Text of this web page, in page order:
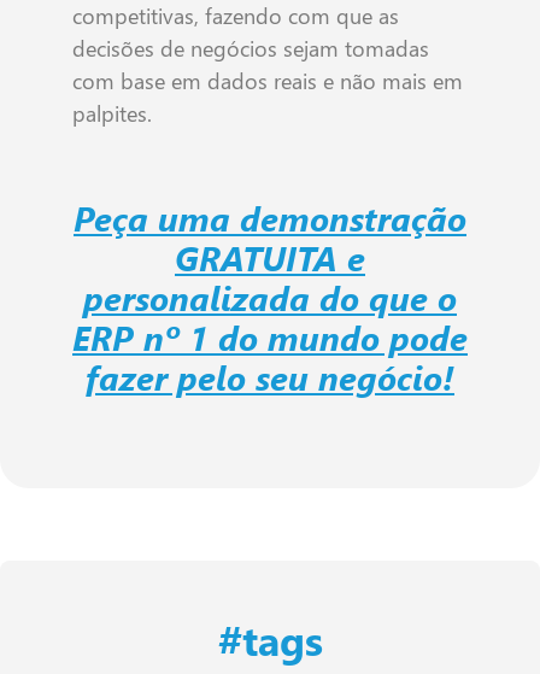
competitivas, fazendo com que as
decisões de negócios sejam tomadas
com base em dados reais e não mais em
palpites.
Peça uma demonstração
GRATUITA e
personalizada do que o
ERP nº 1 do mundo pode
fazer pelo seu negócio!
#tags